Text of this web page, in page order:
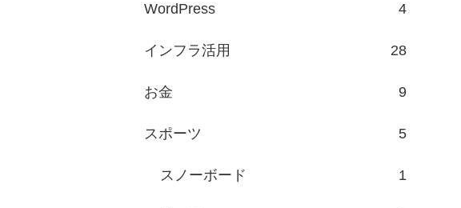
WordPress 4
インフラ活用 28
お金 9
スポーツ 5
スノーボード 1